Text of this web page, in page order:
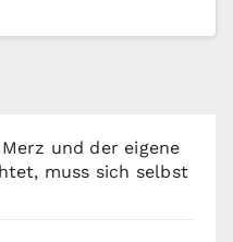
und der eigene
muss sich selbst